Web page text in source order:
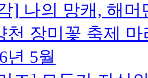
] 나의 망캐, 해머
천 장미꽃 축제
년 5월